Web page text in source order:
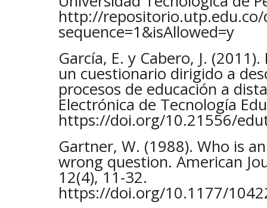
http://
sequence=1&isAllowed=y
García, E. y Cabero, J.
un cuestionario dirigido a
procesos de educación a
Electrónica de Tecnología
https://doi.org/10.21556/
Gartner, W. (1988). Who is
wrong question. American
12(4), 11-32.
https://doi.org/10.1177/